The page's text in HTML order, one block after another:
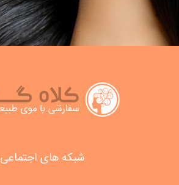
شبکه های اجتماعی